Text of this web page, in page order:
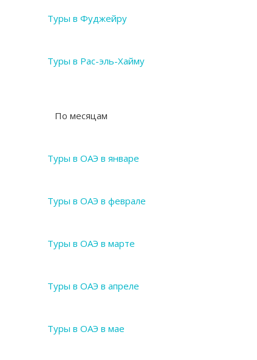
Туры в Фуджейру
Туры в Рас-эль-Хайму
По месяцам
Туры в ОАЭ в январе
Туры в ОАЭ в феврале
Туры в ОАЭ в марте
Туры в ОАЭ в апреле
Туры в ОАЭ в мае